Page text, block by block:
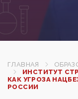
ГЛАВНАЯ
ИНСТИТУТ
КАК УГРОЗА
РОССИИ